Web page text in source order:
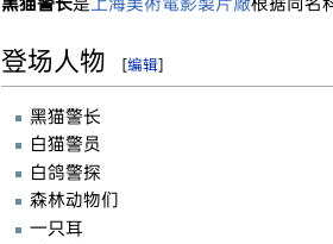
登场人物 [编辑]
黑猫警长
白猫警员
白鸽警探
森林动物们
一只耳